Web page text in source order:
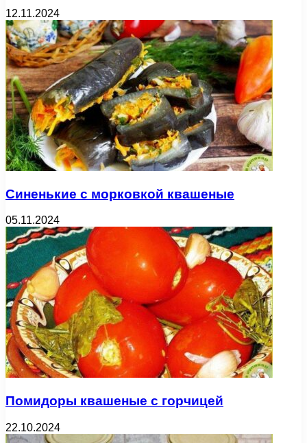
12.11.2024
Синенькие с морковкой квашеные
05.11.2024
Помидоры квашеные с горчицей
22.10.2024